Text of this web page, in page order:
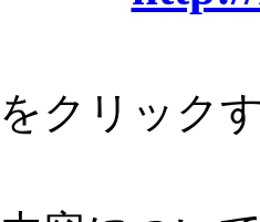
をクリック